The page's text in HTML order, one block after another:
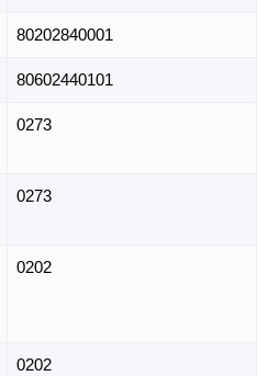
80202840001
80602440101
0273
0273
0202
0202